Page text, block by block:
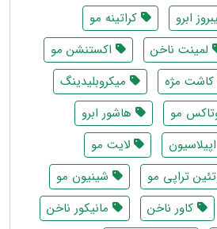
ابرو
کراتینه مو
لمینت ناخن
اکستنشن مو
کاشت مژه
میکروبلیدینگ
مو
هاشور ابرو
اپیلاسیون
لایت مو
تراپی مو
شینیون مو
کاور ناخن
مانیکور ناخن